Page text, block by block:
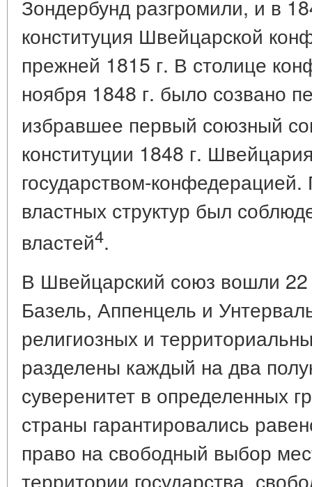
Зондербунд разгромили, и в
конституция Швейцарской
прежней 1815 г. В столице
ноября 1848 г. было созвано
избравшее первый союзный
конституции 1848 г.
государством-
властных структур был
властей4.
В Швейцарский союз вошли 22
Базель, Аппенцель и
религиозных и
разделены каждый на два
суверенитет в определенных
страны гарантировались
право на свободный выбор
территории государства,